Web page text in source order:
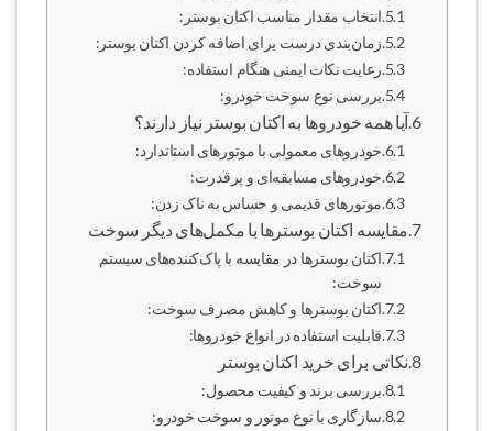
انتخاب مقدار مناسب اکتان بوستر:
زمان‌بندی درست برای اضافه کردن اکتان بوستر:
رعایت نکات ایمنی هنگام استفاده:
بررسی نوع سوخت خودرو:
آیا همه خودروها به اکتان بوستر نیاز دارند؟
خودروهای معمولی با موتورهای استاندارد:
خودروهای مسابقه‌ای و پرقدرت:
موتورهای قدیمی و حساس به ناک زدن:
مقایسه اکتان بوسترها با مکمل‌های دیگر سوخت
اکتان بوسترها در مقایسه با پاک‌کننده‌های سیستم
سوخت:
اکتان بوسترها و کاهش مصرف سوخت:
قابلیت استفاده در انواع خودروها:
نکاتی برای خرید اکتان بوستر
بررسی برند و کیفیت محصول:
سازگاری با نوع موتور و سوخت خودرو: